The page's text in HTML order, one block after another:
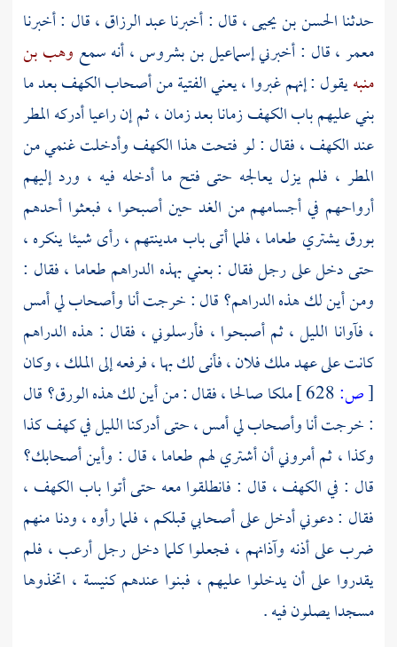
حدثناالحسن بن يحيى ،قال : أخبرناعبد الرزاق ،قال : أخبرنا
معمر ،قال : أخبرنيإسماعيل بن بشروس ،أنه سمع وهب بن
منبهيقول : إنهم غبروا ، يعني الفتية منأصحاب الكهفبعد ما
بني عليهم باب الكهف زمانا بعد زمان ، ثم إن راعيا أدركه المطر
عند الكهف ، فقال : لو فتحت هذا الكهف وأدخلت غنمي من
المطر ، فلم يزل يعالجه حتى فتح ما أدخله فيه ، ورد إليهم
أرواحهم في أجسامهم من الغد حين أصبحوا ، فبعثوا أحدهم
بورق يشتري طعاما ، فلما أتى باب مدينتهم ، رأى شيئا ينكره ،
حتى دخل على رجل فقال : بعني بهذه الدراهم طعاما ، فقال :
ومن أين لك هذه الدراهم؟ قال : خرجت أنا وأصحاب لي أمس
، فآوانا الليل ، ثم أصبحوا ، فأرسلوني ، فقال : هذه الدراهم
كانت على عهد ملك فلان ، فأنى لك بها ، فرفعه إلى الملك ، وكان
[ص:
ملكا صالحا ، فقال : من أين لك هذه الورق؟ قال
: خرجت أنا وأصحاب لي أمس ، حتى أدركنا الليل في كهف كذا
وكذا ، ثم أمروني أن أشتري لهم طعاما ، قال : وأين أصحابك؟
قال : في الكهف ، قال : فانطلقوا معه حتى أتوا باب الكهف ،
فقال : دعوني أدخل على أصحابي قبلكم ، فلما رأوه ، ودنا منهم
ضرب على أذنه وآذانهم ، فجعلوا كلما دخل رجل أرعب ، فلم
يقدروا على أن يدخلوا عليهم ، فبنوا عندهم كنيسة ، اتخذوها
مسجدا يصلون فيه .